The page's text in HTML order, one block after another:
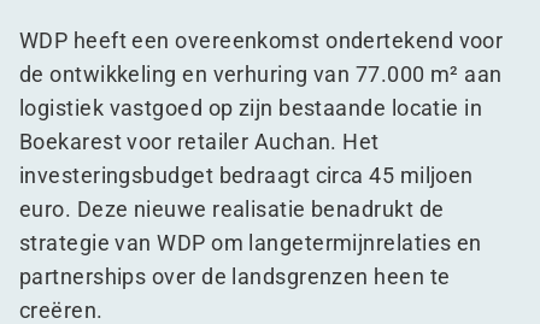
WDP heeft een overeenkomst ondertekend voor
de ontwikkeling en verhuring van 77.000 m² aan
logistiek vastgoed op zijn bestaande locatie in
Boekarest voor retailer Auchan. Het
investeringsbudget bedraagt circa 45 miljoen
euro. Deze nieuwe realisatie benadrukt de
strategie van WDP om langetermijnrelaties en
partnerships over de landsgrenzen heen te
creëren.